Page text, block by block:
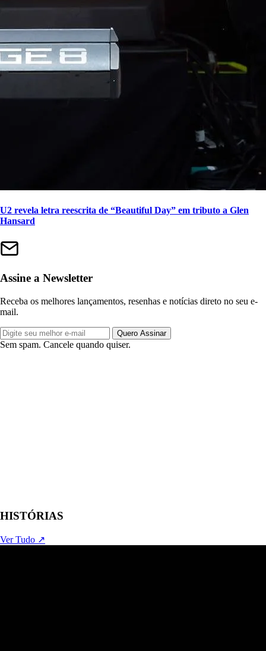
U2 revela letra reescrita de “Beautiful Day” em tributo a Glen
Hansard
Assine a Newsletter
Receba os melhores lançamentos, resenhas e notícias direto no seu e-
mail.
Quero Assinar
Sem spam. Cancele quando quiser.
HISTÓRIAS
Ver Tudo ↗